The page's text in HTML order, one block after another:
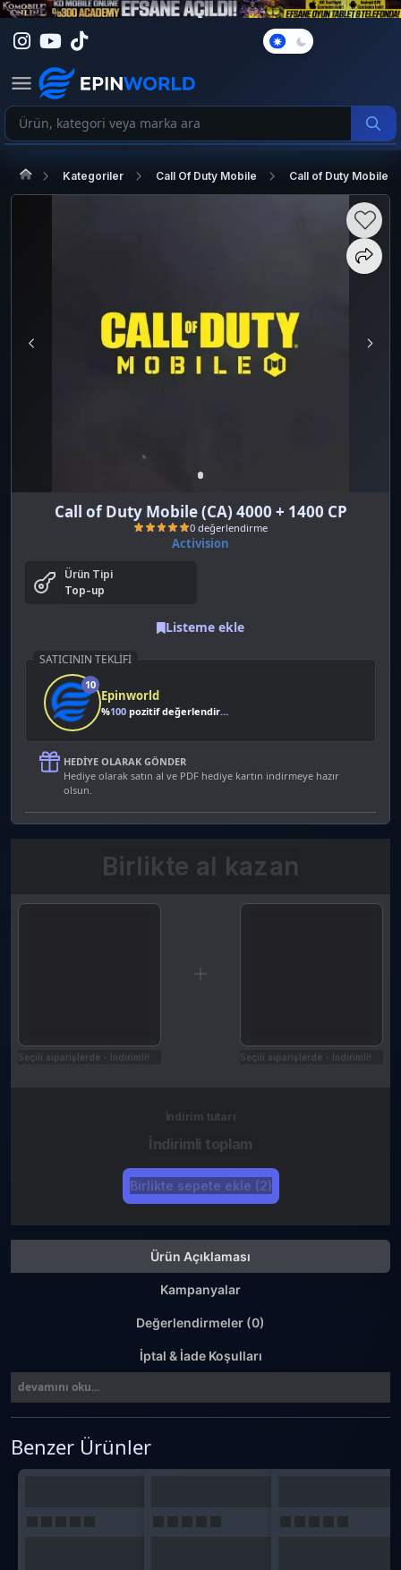
Kategoriler Call Of Duty Mobile Call of Duty Mobile
Call of Duty Mobile (CA) 4000 + 1400 CP
0 değerlendirme
Activision
Ürün Tipi
Top-up
Listeme ekle
SATICININ TEKLIFI
10
Epinworld
%100 pozitif değerlendirme
HEDIYE OLARAK GÖNDER
Hediye olarak satın al ve PDF hediye kartın indirmeye hazır
olsun.
Birlikte al kazan
Seçili siparişlerde - İndirimli! Seçili siparişlerde - İndirimli!
İndirim tutarı
İndirimli toplam
Birlikte sepete ekle (2)
Ürün Açıklaması
Kampanyalar
Değerlendirmeler (0)
İptal & İade Koşulları
devamını oku...
Benzer Ürünler